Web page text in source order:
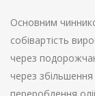
Основним
собівартість
через
через